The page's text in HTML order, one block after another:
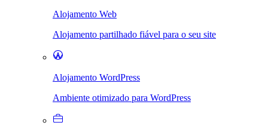
Alojamento Web
Alojamento partilhado fiável para o seu site
Alojamento WordPress
Ambiente otimizado para WordPress